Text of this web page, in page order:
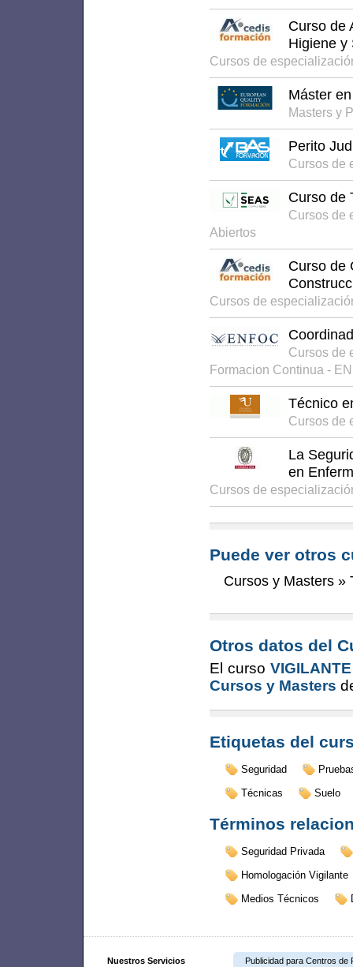
Curso de
Higiene y
Cursos de
Máster
Masters y
Perito
Cursos de
Curso de
Cursos de
Abiertos
Curso de
Cursos de
Cursos de
Formacion Continua -
Técnico
Cursos de
La
en
Cursos de
Puede ver otros
Cursos y Masters »
Otros datos del
El curso
Cursos y Masters
Etiquetas del
Seguridad
Técnicas
Suelo
Términos
Seguridad Privada
Homologación Vigilante
Medios Técnicos
Nuestros Servicios Publicidad para Centros de